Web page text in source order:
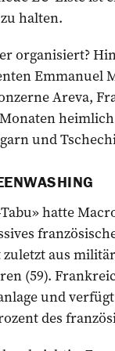
halten.
organisiert?
Emmanuel
Areva,
und
hatte
aus
(59).
und
des